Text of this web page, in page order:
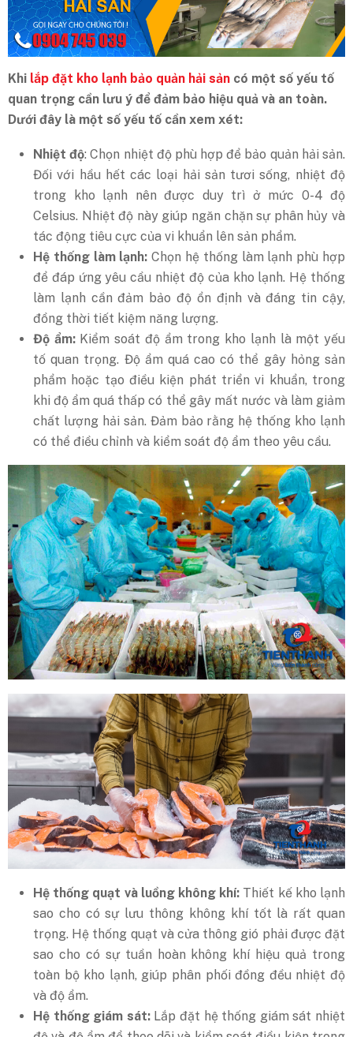
Khi lắp đặt kho lạnh bảo quản hải sản có một số yếu tố
quan trọng cần lưu ý để đảm bảo hiệu quả và an toàn.
Dưới đây là một số yếu tố cần xem xét:
Nhiệt độ: Chọn nhiệt độ phù hợp để bảo quản hải sản.
Đối với hầu hết các loại hải sản tươi sống, nhiệt độ
trong kho lạnh nên được duy trì ở mức 0-4 độ
Celsius. Nhiệt độ này giúp ngăn chặn sự phân hủy và
tác động tiêu cực của vi khuẩn lên sản phẩm.
Hệ thống làm lạnh: Chọn hệ thống làm lạnh phù hợp
để đáp ứng yêu cầu nhiệt độ của kho lạnh. Hệ thống
làm lạnh cần đảm bảo độ ổn định và đáng tin cậy,
đồng thời tiết kiệm năng lượng.
Độ ẩm: Kiểm soát độ ẩm trong kho lạnh là một yếu
tố quan trọng. Độ ẩm quá cao có thể gây hỏng sản
phẩm hoặc tạo điều kiện phát triển vi khuẩn, trong
khi độ ẩm quá thấp có thể gây mất nước và làm giảm
chất lượng hải sản. Đảm bảo rằng hệ thống kho lạnh
có thể điều chỉnh và kiểm soát độ ẩm theo yêu cầu.
Hệ thống quạt và luồng không khí: Thiết kế kho lạnh
sao cho có sự lưu thông không khí tốt là rất quan
trọng. Hệ thống quạt và cửa thông gió phải được đặt
sao cho có sự tuần hoàn không khí hiệu quả trong
toàn bộ kho lạnh, giúp phân phối đồng đều nhiệt độ
và độ ẩm.
Hệ thống giám sát:Lắp đặt hệ thống giám sát nhiệt